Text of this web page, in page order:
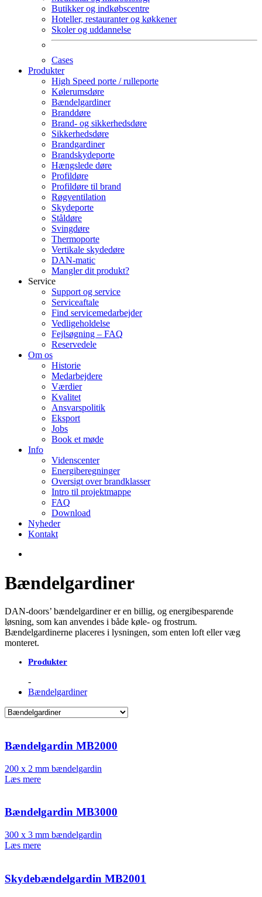
Butikker og indkøbscentre
Hoteller, restauranter og køkkener
Skoler og uddannelse
Cases
Produkter
High Speed porte / rulleporte
Kølerumsdøre
Bændelgardiner
Branddøre
Brand- og sikkerhedsdøre
Sikkerhedsdøre
Brandgardiner
Brandskydeporte
Hængslede døre
Profildøre
Profildøre til brand
Røgventilation
Skydeporte
Ståldøre
Svingdøre
Thermoporte
Vertikale skydedøre
DAN-matic
Mangler dit produkt?
Service
Support og service
Serviceaftale
Find servicemedarbejder
Vedligeholdelse
Fejlsøgning – FAQ
Reservedele
Om os
Historie
Medarbejdere
Værdier
Kvalitet
Ansvarspolitik
Eksport
Jobs
Book et møde
Info
Videnscenter
Energiberegninger
Oversigt over brandklasser
Intro til projektmappe
FAQ
Download
Nyheder
Kontakt
Bændelgardiner
DAN-doors’ bændelgardiner er en billig, og energibesparende
løsning, som kan anvendes i både køle- og frostrum.
Bændelgardinerne placeres i lysningen, som enten loft eller væg
monteret.
Produkter
Bændelgardiner
Bændelgardin MB2000
200 x 2 mm bændelgardin
Læs mere
Bændelgardin MB3000
300 x 3 mm bændelgardin
Læs mere
Skydebændelgardin MB2001